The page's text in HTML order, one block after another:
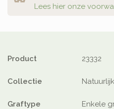
Lees hier onze
Product 23332
Collectie
Graftype Enkele